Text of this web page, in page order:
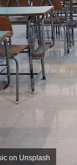
on Unsplash